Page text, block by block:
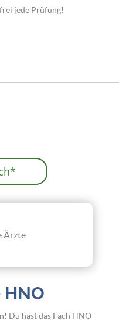
jede Prüfung!
Ärzte
Du hast das Fach HNO